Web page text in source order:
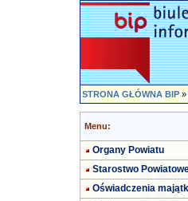
STRONA GŁÓWNA BIP»
Menu:
Organy Powiatu
Starostwo
Oświadczenia